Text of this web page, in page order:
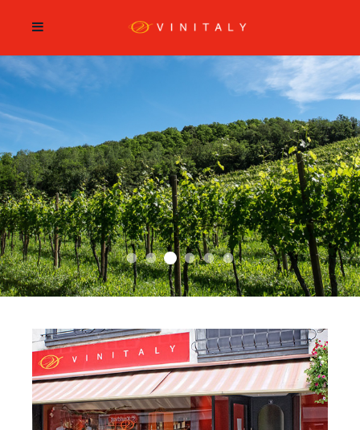
PROMO NOUVEAU